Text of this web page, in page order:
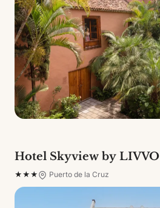
Hotel Skyview by LIVVO
★★★ Puerto de la Cruz